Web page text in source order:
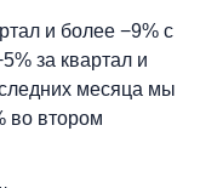
и более −9% с
за квартал и
месяца мы
во втором